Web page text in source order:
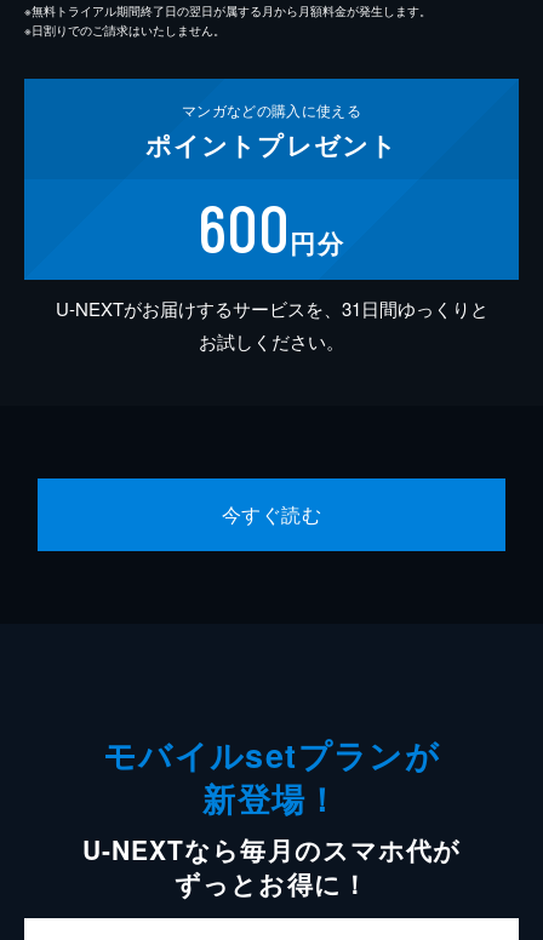
※無料トライアル期間終了日の翌日が属する月から月額料金が発生します。
※日割りでのご請求はいたしません。
マンガなどの購入に使える
ポイント プレゼント
600円分
U-NEXTがお届けするサービスを、31日間ゆっくりと
お試しください。
今すぐ読む
モバイルsetプランが
新登場！
U-NEXTなら毎月のスマホ代が
ずっとお得に！